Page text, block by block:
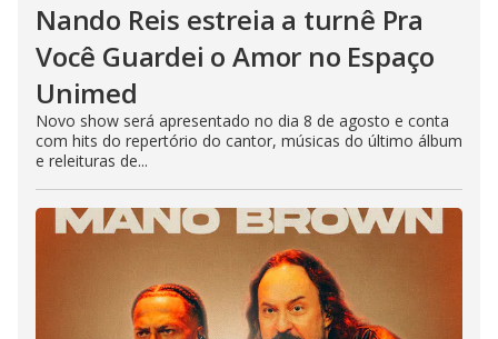
Nando Reis estreia a turnê Pra
Você Guardei o Amor no Espaço
Unimed
Novo show será apresentado no dia 8 de agosto e conta
com hits do repertório do cantor, músicas do último álbum
e releituras de...